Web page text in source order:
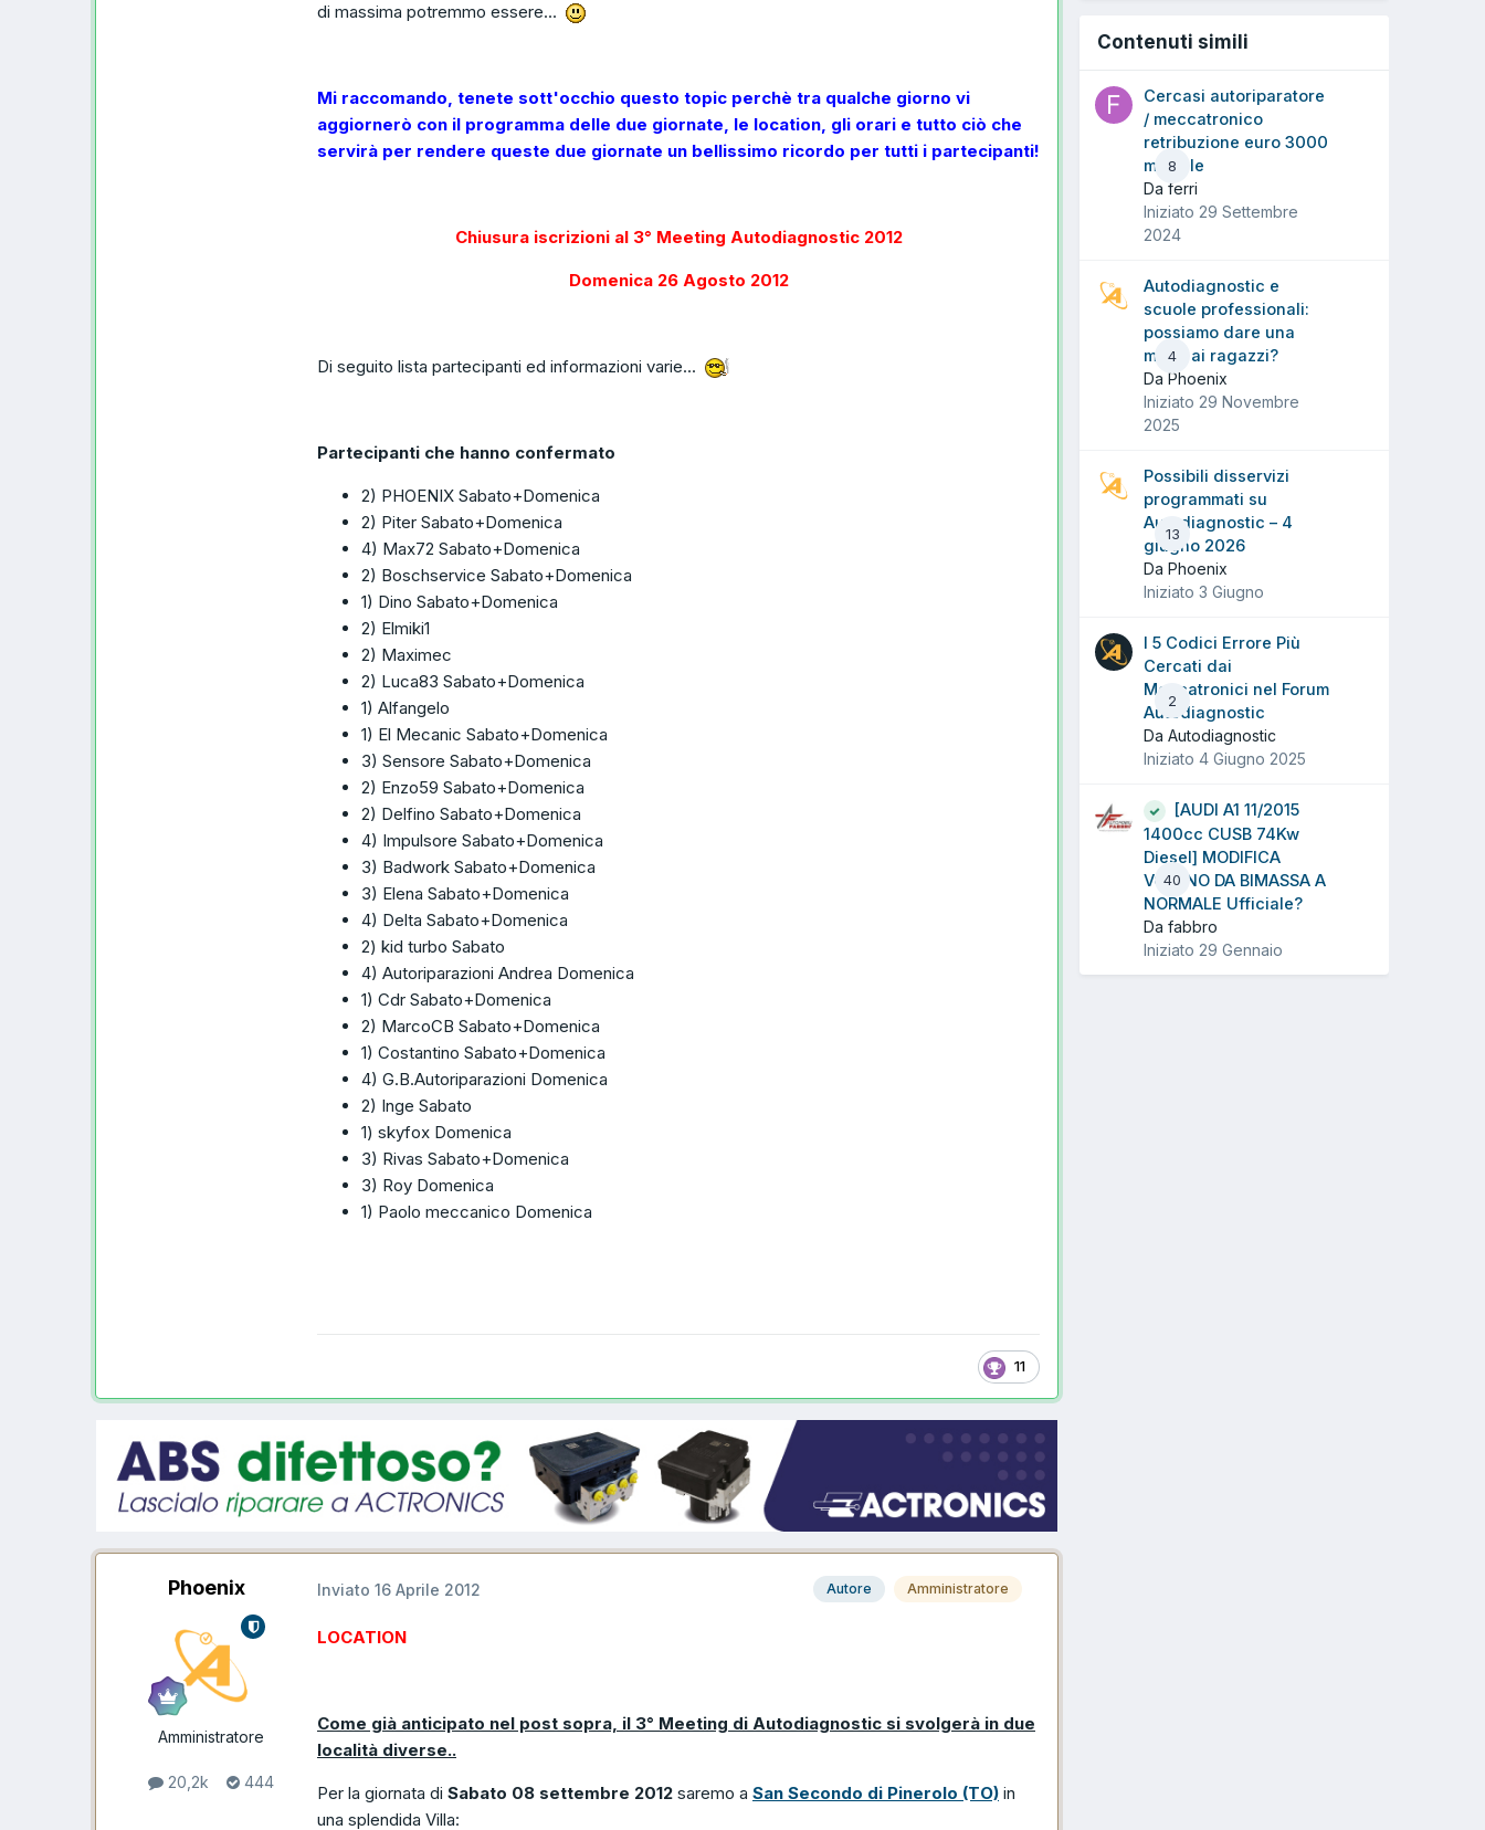
di massima potremmo essere...
Mi raccomando, tenete sott'occhio questo topic perchè tra qualche giorno vi
aggiornerò con il programma delle due giornate, le location, gli orari e tutto ciò che
servirà per rendere queste due giornate un bellissimo ricordo per tutti i partecipanti!
Chiusura iscrizioni al 3° Meeting Autodiagnostic 2012
Domenica 26 Agosto 2012
Di seguito lista partecipanti ed informazioni varie...
Partecipanti che hanno confermato
2) PHOENIX Sabato+Domenica
2) Piter Sabato+Domenica
4) Max72 Sabato+Domenica
2) Boschservice Sabato+Domenica
1) Dino Sabato+Domenica
2) Elmiki1
2) Maximec
2) Luca83 Sabato+Domenica
1) Alfangelo
1) El Mecanic Sabato+Domenica
3) Sensore Sabato+Domenica
2) Enzo59 Sabato+Domenica
2) Delfino Sabato+Domenica
4) Impulsore Sabato+Domenica
3) Badwork Sabato+Domenica
3) Elena Sabato+Domenica
4) Delta Sabato+Domenica
2) kid turbo Sabato
4) Autoriparazioni Andrea Domenica
1) Cdr Sabato+Domenica
2) MarcoCB Sabato+Domenica
1) Costantino Sabato+Domenica
4) G.B.Autoriparazioni Domenica
2) Inge Sabato
1) skyfox Domenica
3) Rivas Sabato+Domenica
3) Roy Domenica
1) Paolo meccanico Domenica
11
Phoenix
Amministratore
20,2k 444
Autore Amministratore
Inviato 16 Aprile 2012
LOCATION
Come già anticipato nel post sopra, il 3° Meeting di Autodiagnostic si svolgerà in due
località diverse..
Per la giornata di Sabato 08 settembre 2012 saremo a San Secondo di Pinerolo (TO) in
una splendida Villa:
Contenuti simili
8
Cercasi autoriparatore
/ meccatronico
retribuzione euro 3000
mensile
Da ferri
Iniziato 29 Settembre
2024
4
Autodiagnostic e
scuole professionali:
possiamo dare una
mano ai ragazzi?
Da Phoenix
Iniziato 29 Novembre
2025
13
Possibili disservizi
programmati su
Autodiagnostic – 4
giugno 2026
Da Phoenix
Iniziato 3 Giugno
2
I 5 Codici Errore Più
Cercati dai
Meccatronici nel Forum
Autodiagnostic
Da Autodiagnostic
Iniziato 4 Giugno 2025
40
[AUDI A1 11/2015
1400cc CUSB 74Kw
Diesel] MODIFICA
VOLANO DA BIMASSA A
NORMALE Ufficiale?
Da fabbro
Iniziato 29 Gennaio